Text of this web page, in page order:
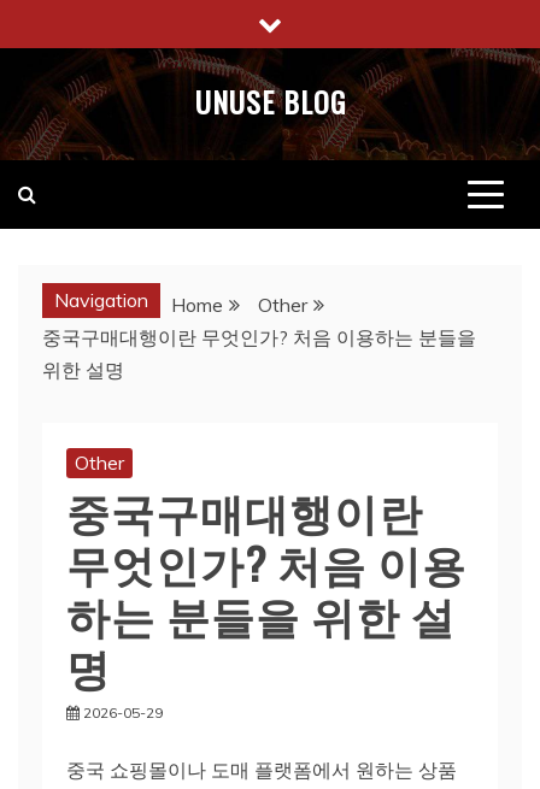
to
content
UNUSE BLOG
Navigation Home
Other
중국구매대행이란 무엇인가? 처음 이용하는 분들을
위한 설명
Other
중국구매대행이란
무엇인가? 처음 이용
하는 분들을 위한 설
명
2026-05-29
중국 쇼핑몰이나 도매 플랫폼에서 원하는 상품